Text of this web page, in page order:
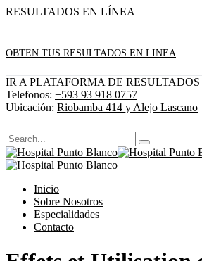
RESULTADOS EN LÍNEA
OBTEN TUS RESULTADOS EN LINEA
IR A PLATAFORMA DE RESULTADOS
Telefonos: +593 93 918 0757
Ubicación: Riobamba 414 y Alejo Lascano
Inicio
Sobre Nosotros
Especialidades
Contacto